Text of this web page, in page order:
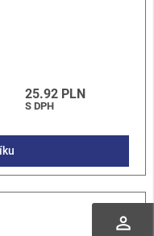
perm_identity
25.92 PLN
S DPH